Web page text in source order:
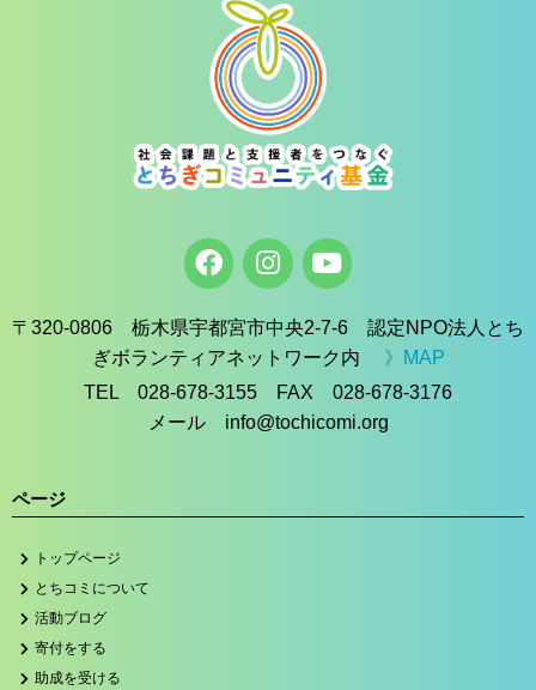
〒320-0806 栃木県宇都宮市中央2-7-6 認定NPO法人とち
ぎボランティアネットワーク内 》MAP
TEL 028-678-3155 FAX 028-678-3176
メール info@tochicomi.org
ページ
トップページ
とちコミについて
活動ブログ
寄付をする
助成を受ける